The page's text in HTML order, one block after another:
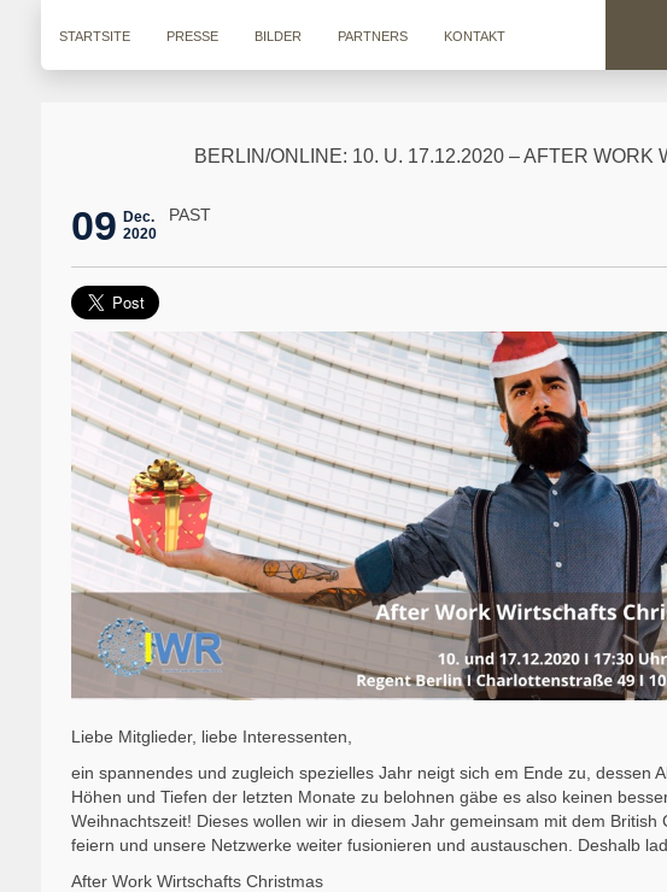
STARTSITE PRESSE BILDER PARTNERS KONTAKT
BERLIN/ONLINE: 10. U. 17.12.2020 – AFTER WORK
09 Dec.
2020
PAST
Liebe Mitglieder, liebe Interessenten,
ein spannendes und zugleich spezielles Jahr neigt sich em Ende zu, dessen
Höhen und Tiefen der letzten Monate zu belohnen gäbe es also keinen
Weihnachtszeit! Dieses wollen wir in diesem Jahr gemeinsam mit dem
feiern und unsere Netzwerke weiter fusionieren und austauschen. Deshalb
After Work Wirtschafts Christmas